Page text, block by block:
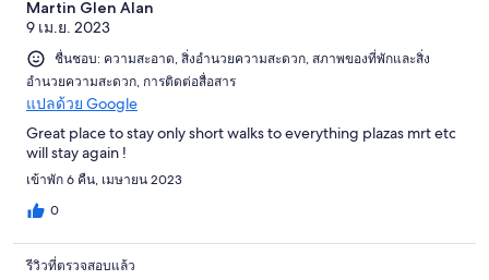
Martin Glen Alan
9 เม.ย. 2023
ชื่นชอบ: ความสะอาด, สิ่งอำนวยความสะดวก, สภาพของที่พักและสิ่ง
อำนวยความสะดวก, การติดต่อสื่อสาร
แปลด้วย Google
Great place to stay only short walks to everything plazas mrt etc
will stay again !
เข้าพัก 6 คืน, เมษายน 2023
0
รีวิวที่ตรวจสอบแล้ว